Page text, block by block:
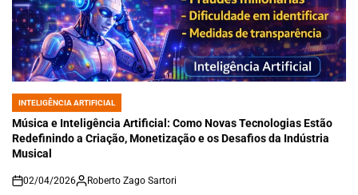
POSTED
IN
INTELIGÊNCIA ARTIFICIAL
Música e Inteligência Artificial: Como Novas Tecnologias Estão
Redefinindo a Criação, Monetização e os Desafios da Indústria
Musical
on
02/04/2026 Roberto Zago Sartori